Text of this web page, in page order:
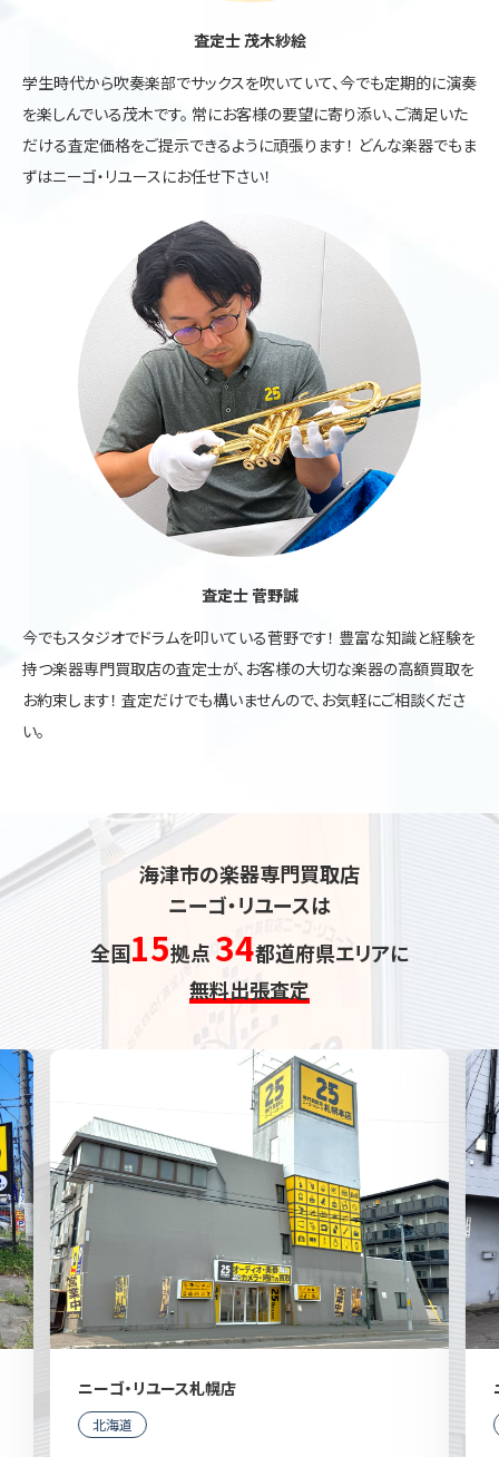
査定士 茂木紗絵
学生時代から吹奏楽部でサックスを吹いていて、今でも定期的に演奏
を楽しんでいる茂木です。 常にお客様の要望に寄り添い、ご満足いた
だける査定価格をご提示できるように頑張ります！ どんな楽器でもま
ずはニーゴ・リユースにお任せ下さい！
査定士 菅野誠
今でもスタジオでドラムを叩いている菅野です！ 豊富な知識と経験を
持つ楽器専門買取店の査定士が、お客様の大切な楽器の高額買取を
お約束します！ 査定だけでも構いませんので、お気軽にご相談くださ
い。
海津市の楽器専門買取店
ニーゴ・リユースは
全国15拠点 34都道府県エリアに
無料出張査定
ニーゴ・リユース札幌店
北海道